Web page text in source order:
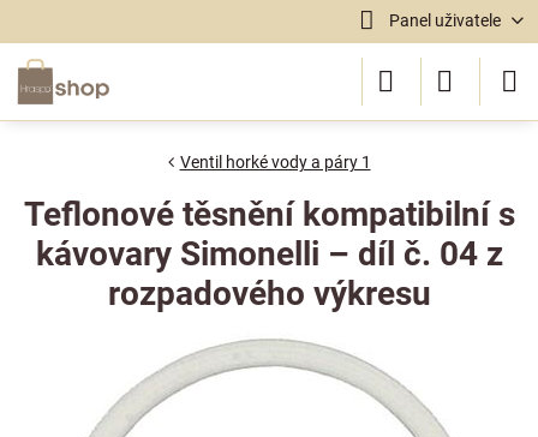
Panel uživatele
Ventil horké vody a páry 1
Teflonové těsnění kompatibilní s
kávovary Simonelli – díl č. 04 z
rozpadového výkresu